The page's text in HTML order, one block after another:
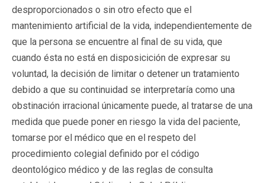
desproporcionados o sin otro efecto que el
mantenimiento artificial de la vida, independientemente de
que la persona se encuentre al final de su vida, que
cuando ésta no está en disposicición de expresar su
voluntad, la decisión de limitar o detener un tratamiento
debido a que su continuidad se interpretaría como una
obstinación irracional únicamente puede, al tratarse de una
medida que puede poner en riesgo la vida del paciente,
tomarse por el médico que en el respeto del
procedimiento colegial definido por el código
deontológico médico y de las reglas de consulta